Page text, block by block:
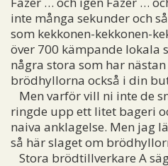
inte många sekunder och
som kekkonen-kekkonen-
över 700 kämpande lokala
några stora som har
brödhyllorna också i din
Men varför vill ni inte de
ringde upp ett litet bageri
naiva anklagelse. Men jag
så här slaget om
Stora brödtillverkare A